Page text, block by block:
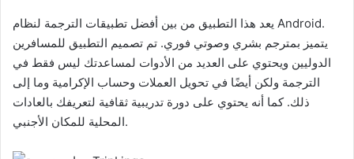
يعد هذا التطبيق من بين أفضل تطبيقات الترجمة لنظام Android.
يتميز بمترجم بشري وصوتي فوري. تم تصميم التطبيق للمسافرين
الدوليين ويحتوي على العديد من الأدوات لمساعدتك ليس فقط في
الترجمة ولكن أيضًا في تحويل العملات وحساب الإكرامية وما إلى
ذلك. كما أنه يحتوي على دورة تدريبية ثقافية لتعريفك بالعادات
المحلية للمكان الأجنبي.